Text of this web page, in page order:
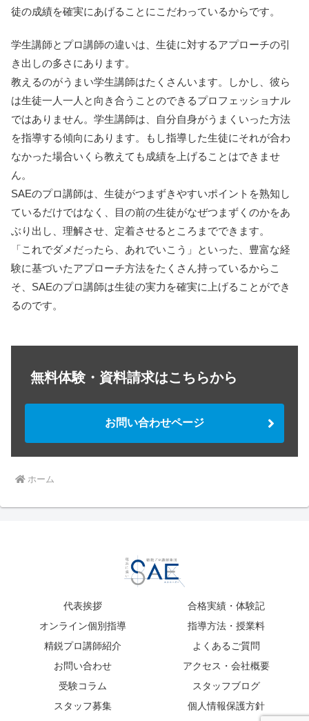
徒の成績を確実にあげることにこだわっているからです。
学生講師とプロ講師の違いは、生徒に対するアプローチの引
き出しの多さにあります。
教えるのがうまい学生講師はたくさんいます。しかし、彼ら
は生徒一人一人と向き合うことのできるプロフェッショナル
ではありません。学生講師は、自分自身がうまくいった方法
を指導する傾向にあります。もし指導した生徒にそれが合わ
なかった場合いくら教えても成績を上げることはできませ
ん。
SAEのプロ講師は、生徒がつまずきやすいポイントを熟知し
ているだけではなく、目の前の生徒がなぜつまずくのかをあ
ぶり出し、理解させ、定着させるところまでできます。
「これでダメだったら、あれでいこう」といった、豊富な経
験に基づいたアプローチ方法をたくさん持っているからこ
そ、SAEのプロ講師は生徒の実力を確実に上げることができ
るのです。
無料体験・資料請求はこちらから
お問い合わせページ
ホーム
代表挨拶
合格実績・体験記
オンライン個別指導
指導方法・授業料
精鋭プロ講師紹介
よくあるご質問
お問い合わせ
アクセス・会社概要
受験コラム
スタッフブログ
スタッフ募集
個人情報保護方針